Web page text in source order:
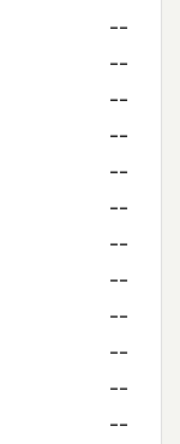
--
--
--
--
--
--
--
--
--
--
--
--